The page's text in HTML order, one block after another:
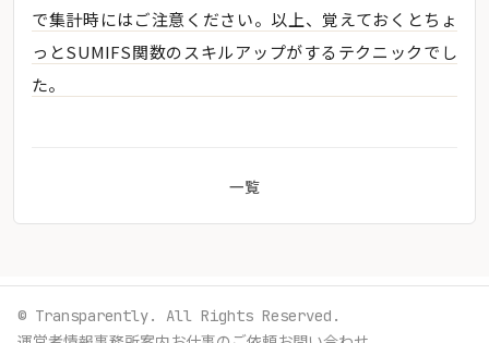
で集計時にはご注意ください。以上、覚えておくとちょ
っとSUMIFS関数のスキルアップがするテクニックでし
た。
一覧
© Transparently. All Rights Reserved.